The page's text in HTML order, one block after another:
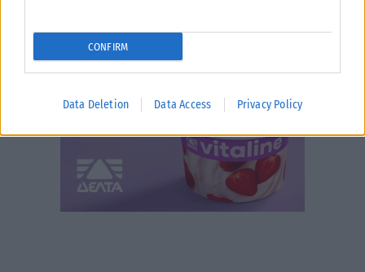
CONFIRM
Data Deletion Data Access Privacy Policy